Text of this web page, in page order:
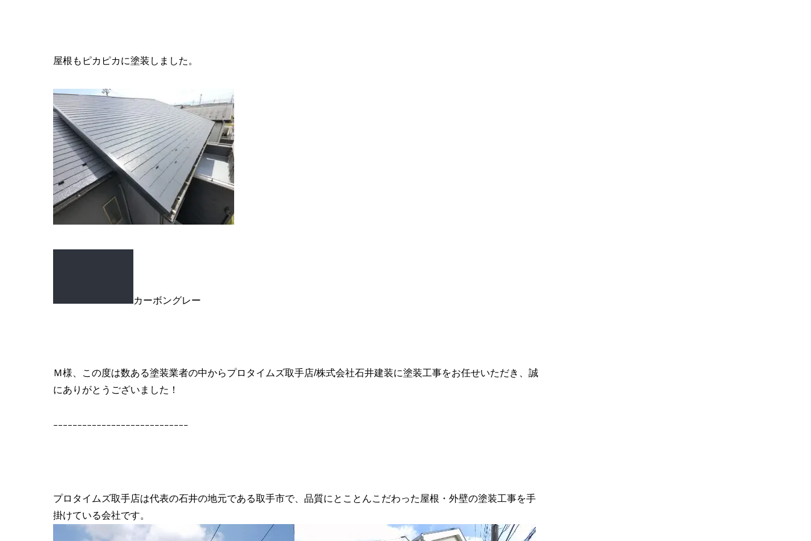
屋根もピカピカに塗装しました。
カーボングレー
Ｍ様、この度は数ある塗装業者の中からプロタイムズ取手店/株式会社石井建装に塗装工事をお任せいただき、誠
にありがとうございました！
ｰｰｰｰｰｰｰｰｰｰｰｰｰｰｰｰｰｰｰｰｰｰｰｰｰｰｰｰ
プロタイムズ取手店は代表の石井の地元である取手市で、品質にとことんこだわった屋根・外壁の塗装工事を手
掛けている会社です。